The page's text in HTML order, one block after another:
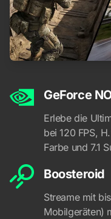
GeForce
Erlebe die
bei 120 FPS,
Farbe und 7.1
Boosteroid
Streame mit
Mobilgeräten)